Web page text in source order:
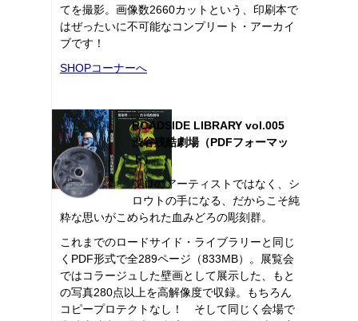
てを撮影。画像数2660カットという、印刷本で
はぜったいに不可能なコンプリート・アーカイ
ブです！
SHOPコーナーへ
ROADSIDE LIBRARY vol.005
渋谷残酷劇場（PDFフォーマッ
ト）
プロのアーティストではなく、シ
ロウトの手になる、だからこそ純
粋な思いがこめられた血みどろの彫刻群。
これまでのロードサイド・ライブラリーと同じ
くPDF形式で全289ページ（833MB）。展覧会
ではコラージュした壁画として展示した、もと
の写真280点以上を高解像度で収録。もちろん
コピープロテクトなし！ そして同じく会場で